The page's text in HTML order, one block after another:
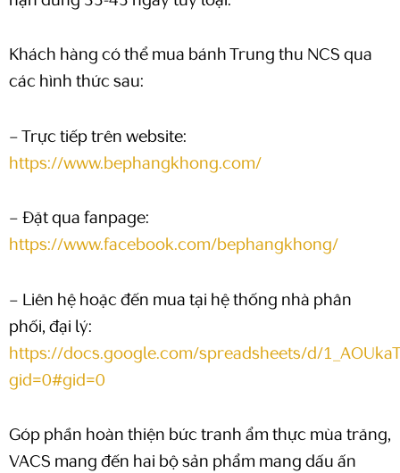
Khách hàng có thể mua bánh Trung thu NCS qua
các hình thức sau:
– Trực tiếp trên website:
https://www.bephangkhong.com/
– Đặt qua fanpage:
https://www.facebook.com/bephangkhong/
– Liên hệ hoặc đến mua tại hệ thống nhà phân
phối, đại lý:
https://docs.google.com/spreadsheets/d/
gid=0#gid=0
Góp phần hoàn thiện bức tranh ẩm thực mùa trăng,
VACS mang đến hai bộ sản phẩm mang dấu ấn